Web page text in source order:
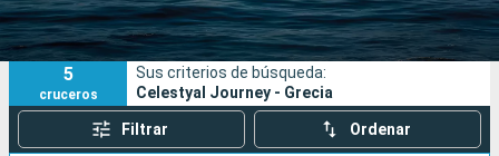
Puertos Compañías
Buscar
5
cruceros
Sus criterios de búsqueda:
Celestyal Journey - Grecia
Filtrar Ordenar